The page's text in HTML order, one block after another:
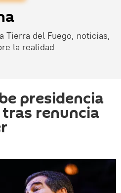
Tierra del Fuego, noticias,
la realidad
presidencia
renuncia